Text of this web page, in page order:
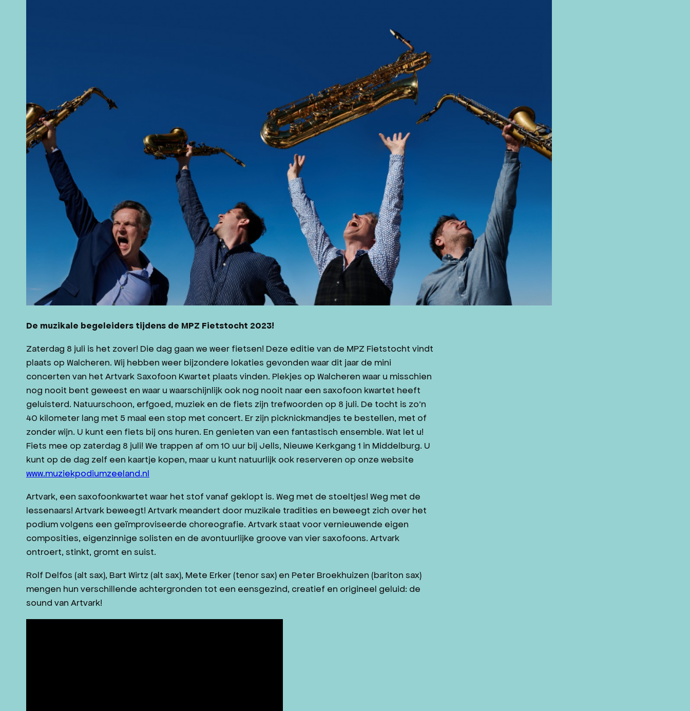
NL DE
De muzikale begeleiders tijdens de MPZ Fietstocht 2023!
Zaterdag 8 juli is het zover! Die dag gaan we weer fietsen! Deze editie van de MPZ Fietstocht vindt
plaats op Walcheren. Wij hebben weer bijzondere lokaties gevonden waar dit jaar de mini
concerten van het Artvark Saxofoon Kwartet plaats vinden. Plekjes op Walcheren waar u misschien
nog nooit bent geweest en waar u waarschijnlijk ook nog nooit naar een saxofoon kwartet heeft
geluisterd. Natuurschoon, erfgoed, muziek en de fiets zijn trefwoorden op 8 juli. De tocht is zo’n
40 kilometer lang met 5 maal een stop met concert. Er zijn picknickmandjes te bestellen, met of
zonder wijn. U kunt een fiets bij ons huren. En genieten van een fantastisch ensemble. Wat let u!
Fiets mee op zaterdag 8 juli! We trappen af om 10 uur bij Jells, Nieuwe Kerkgang 1 in Middelburg. U
kunt op de dag zelf een kaartje kopen, maar u kunt natuurlijk ook reserveren op onze website
www.muziekpodiumzeeland.nl
Artvark, een saxofoonkwartet waar het stof vanaf geklopt is. Weg met de stoeltjes! Weg met de
lessenaars! Artvark beweegt! Artvark meandert door muzikale tradities en beweegt zich over het
podium volgens een geïmproviseerde choreografie. Artvark staat voor vernieuwende eigen
composities, eigenzinnige solisten en de avontuurlijke groove van vier saxofoons. Artvark
ontroert, stinkt, gromt en suist.
Rolf Delfos (alt sax), Bart Wirtz (alt sax), Mete Erker (tenor sax) en Peter Broekhuizen (bariton sax)
mengen hun verschillende achtergronden tot een eensgezind, creatief en origineel geluid: de
sound van Artvark!